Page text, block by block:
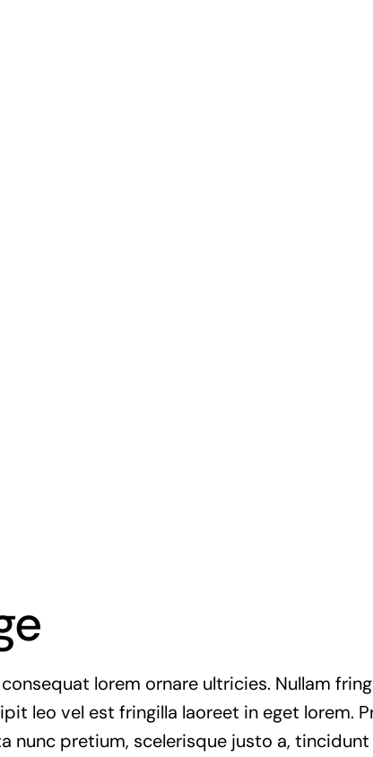
lorem ornare ultricies. Nullam
leo vel est fringilla laoreet in eget lorem.
nunc pretium, scelerisque justo a, tincidunt